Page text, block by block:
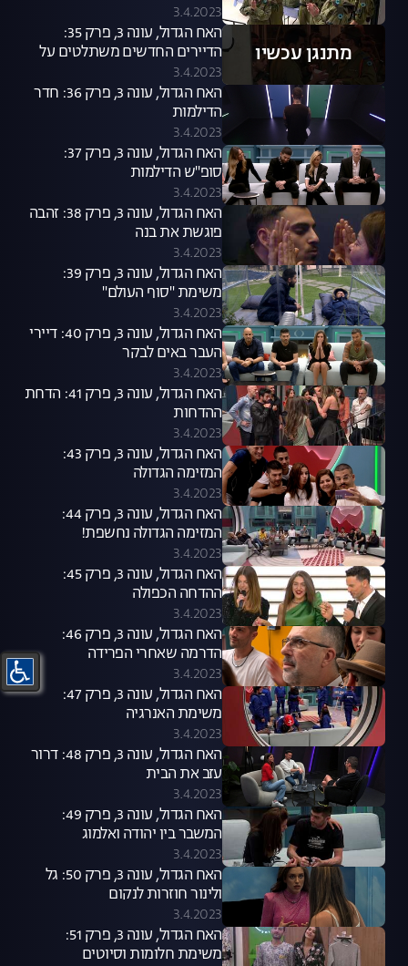
3.4.2023
מתנגן עכשיו
האח הגדול, עונה 3, פרק 35:
הדיירים החדשים משתלטים על
הבית
3.4.2023
האח הגדול, עונה 3, פרק 36: חדר
הדילמות
3.4.2023
האח הגדול, עונה 3, פרק 37:
סופ"ש הדילמות
3.4.2023
האח הגדול, עונה 3, פרק 38: זהבה
פוגשת את בנה
3.4.2023
האח הגדול, עונה 3, פרק 39:
משימת "סוף העולם"
3.4.2023
האח הגדול, עונה 3, פרק 40: דיירי
העבר באים לבקר
3.4.2023
האח הגדול, עונה 3, פרק 41: הדחת
ההדחות
3.4.2023
האח הגדול, עונה 3, פרק 43:
המזימה הגדולה
3.4.2023
האח הגדול, עונה 3, פרק 44:
המזימה הגדולה נחשפת!
3.4.2023
האח הגדול, עונה 3, פרק 45:
ההדחה הכפולה
3.4.2023
האח הגדול, עונה 3, פרק 46:
הדרמה שאחרי הפרידה
3.4.2023
האח הגדול, עונה 3, פרק 47:
משימת האנרגיה
3.4.2023
האח הגדול, עונה 3, פרק 48: דרור
עזב את הבית
3.4.2023
האח הגדול, עונה 3, פרק 49:
המשבר בין יהודה ואלמוג
3.4.2023
האח הגדול, עונה 3, פרק 50: גל
ולינור חוזרות לנקום
3.4.2023
האח הגדול, עונה 3, פרק 51:
משימת חלומות וסיוטים